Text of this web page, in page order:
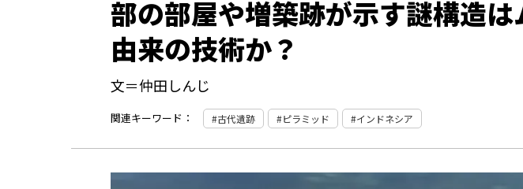
部の部屋や増築跡が示す謎構造
由来の技術か？
文＝仲田しんじ
関連キーワード： 古代遺跡 ピラミッド インドネシア